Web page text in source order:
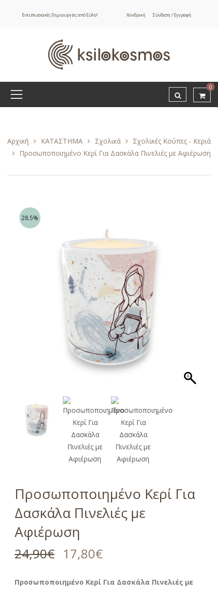
Εντυπωσιακές δημιουργίες από ξύλο! Χονδρική Σύνδεση / Εγγραφή
0
Αρχική ΚΑΤΑΣΤΗΜΑ Σχολικά
Σχολικές Κούπες - Κεριά
Προσωποποιημένο Κερί Για Δασκάλα Πινελιές με Αφιέρωση
28.5%
Προσωποποιημένο Κερί Για
Δασκάλα Πινελιές με
Αφιέρωση
24,90€ 17,80€
Προσωποποιημένο Κερί Για Δασκάλα Πινελιές με